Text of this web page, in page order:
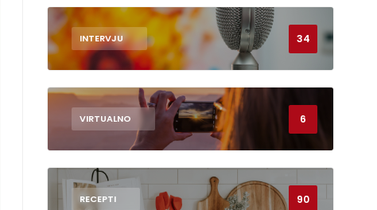
INTERVJU 34
VIRTUALNO 6
RECEPTI 90